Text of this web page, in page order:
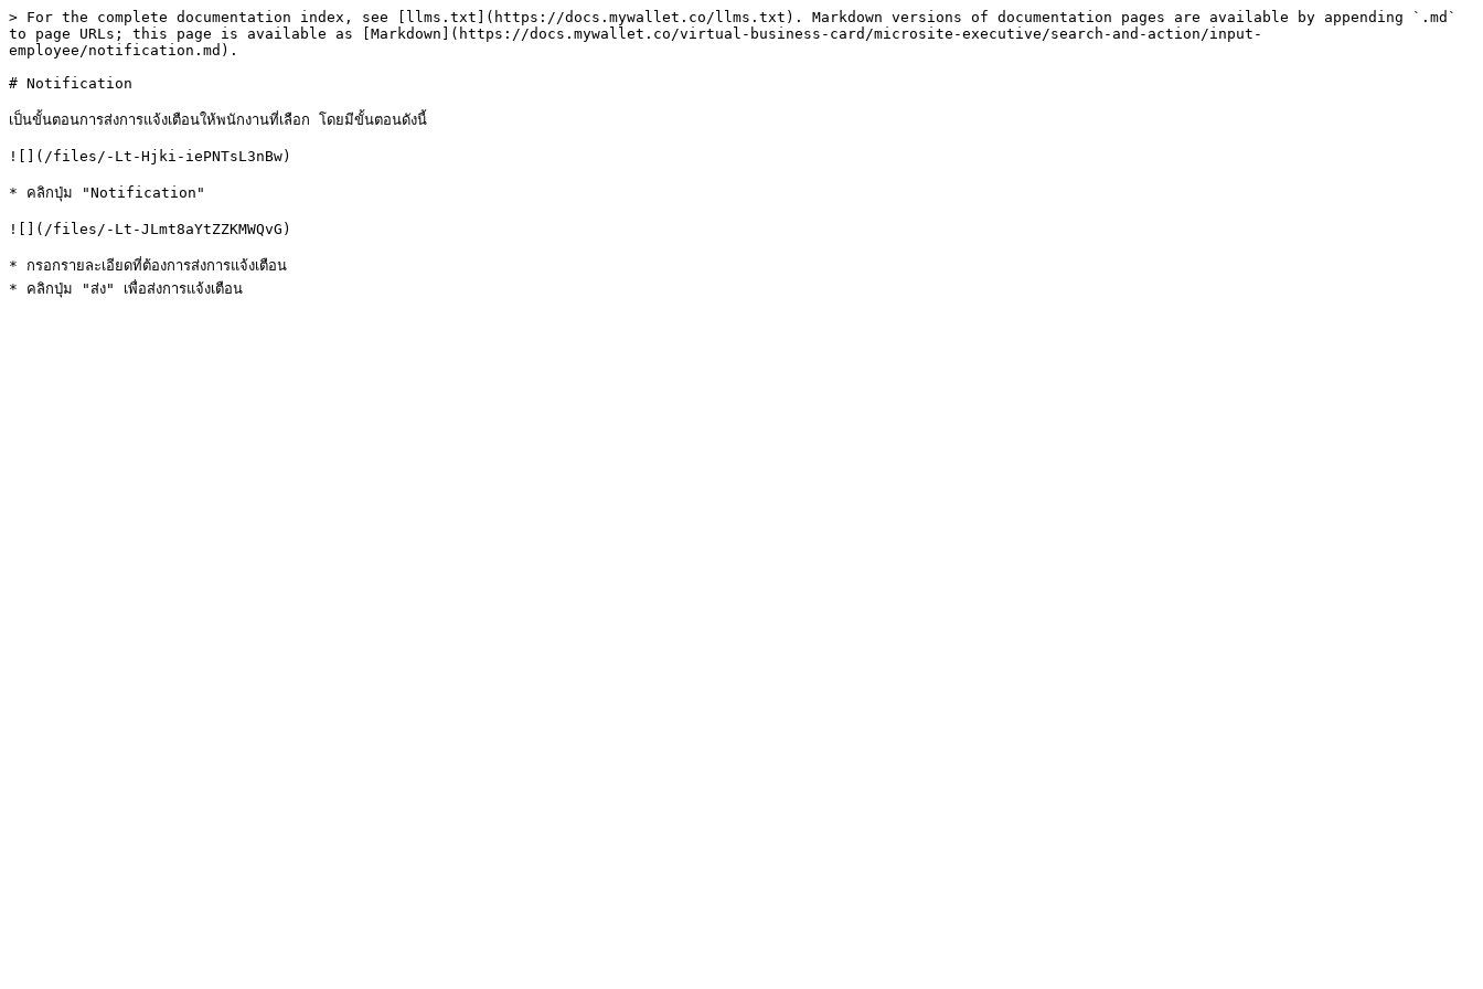
> For the complete documentation index, see [llms.txt](https://docs.mywallet.co/llms.txt). Markdown versions of documentation pages are available by appending `.md`
to page URLs; this page is available as [Markdown](https://docs.mywallet.co/virtual-business-card/microsite-executive/search-and-action/input-
employee/notification.md).
# Notification
เป็นขั้นตอนการส่งการแจ้งเตือนให้พนักงานที่เลือก โดยมีขั้นตอนดังนี้
![](/files/-Lt-Hjki-iePNTsL3nBw)
* คลิกปุ่ม "Notification"
![](/files/-Lt-JLmt8aYtZZKMWQvG)
* กรอกรายละเอียดที่ต้องการส่งการแจ้งเตือน